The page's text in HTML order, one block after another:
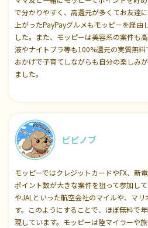
で分かりやすく、高還元が多くてお友達
上がったPayPayグルメもモッピーを経
した。また、モッピーは美容系の案件も
液やナイトブラ等も100%還元の実質無
おかげで子育てしながらも自分の楽しみ
ました。
ピピノブ
モッピーではクレジットカードやFX、新
ポイント数が大きな案件を狙って参加し
やJALといった航空会社のマイルや、マ
す。このようにすることで、ほぼ無料で
現しています。モッピーは陸マイラーや